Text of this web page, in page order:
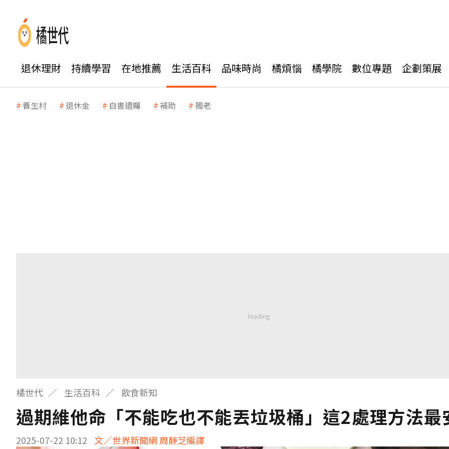
退休理財 持續學習 在地推薦 生活百科 品味時尚 橘煩惱 橘學院 數位專題 企劃策展
養生村 退休金 自書遺囑 補助 獨老
橘世代 生活百科 飲食新知
過期維他命「不能吃也不能丟垃圾桶」這2處理方法最
2025-07-22 10:12 文／世界新聞網 周靜芝編譯